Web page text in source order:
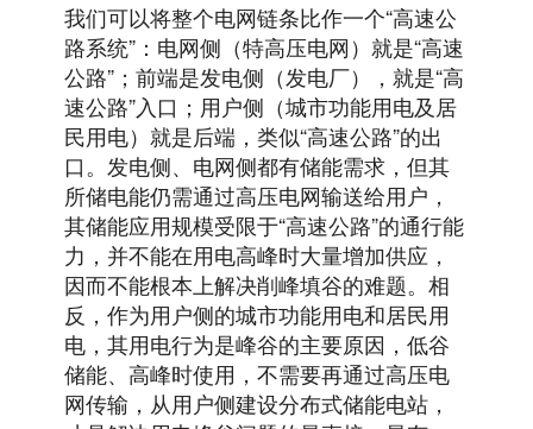
我们可以将整个电网链条比作一个“高速公
路系统”：电网侧（特高压电网）就是“高速
公路”；前端是发电侧（发电厂），就是“高
速公路”入口；用户侧（城市功能用电及居
民用电）就是后端，类似“高速公路”的出
口。发电侧、电网侧都有储能需求，但其
所储电能仍需通过高压电网输送给用户，
其储能应用规模受限于“高速公路”的通行能
力，并不能在用电高峰时大量增加供应，
因而不能根本上解决削峰填谷的难题。相
反，作为用户侧的城市功能用电和居民用
电，其用电行为是峰谷的主要原因，低谷
储能、高峰时使用，不需要再通过高压电
网传输，从用户侧建设分布式储能电站，